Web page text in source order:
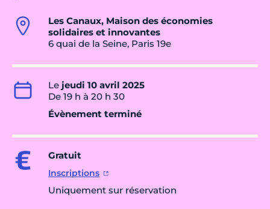
Les Canaux, Maison des économies
solidaires et innovantes
6 quai de la Seine, Paris 19e
Le jeudi 10 avril 2025
De 19 h à 20 h 30
Évènement terminé
Gratuit
Inscriptions
Uniquement sur réservation